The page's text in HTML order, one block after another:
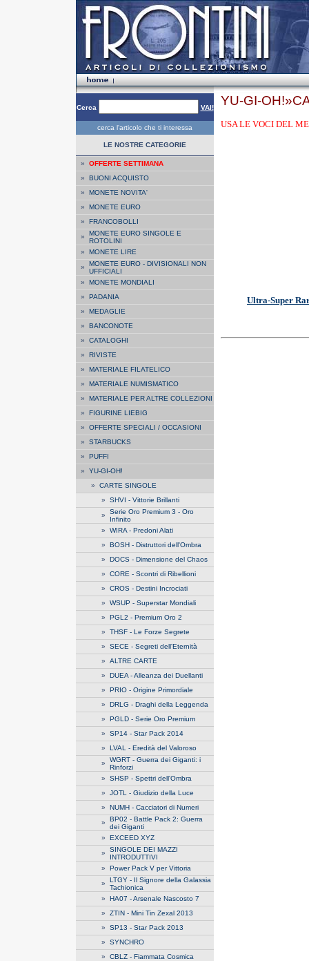
Cerca VAI!
cerca l'articolo che ti interessa
LE NOSTRE CATEGORIE
» OFFERTE SETTIMANA
» BUONI ACQUISTO
» MONETE NOVITA'
» MONETE EURO
» FRANCOBOLLI
» MONETE EURO SINGOLE E
ROTOLINI
» MONETE LIRE
» MONETE EURO - DIVISIONALI NON
UFFICIALI
» MONETE MONDIALI
» PADANIA
» MEDAGLIE
» BANCONOTE
» CATALOGHI
» RIVISTE
» MATERIALE FILATELICO
» MATERIALE NUMISMATICO
» MATERIALE PER ALTRE COLLEZIONI
» FIGURINE LIEBIG
» OFFERTE SPECIALI / OCCASIONI
» STARBUCKS
» PUFFI
» YU-GI-OH!
» CARTE SINGOLE
» SHVI - Vittorie Brillanti
» Serie Oro Premium 3 - Oro
Infinito
» WIRA - Predoni Alati
» BOSH - Distruttori dell'Ombra
» DOCS - Dimensione del Chaos
» CORE - Scontri di Ribellioni
» CROS - Destini Incrociati
» WSUP - Superstar Mondiali
» PGL2 - Premium Oro 2
» THSF - Le Forze Segrete
» SECE - Segreti dell'Eternità
» ALTRE CARTE
» DUEA - Alleanza dei Duellanti
» PRIO - Origine Primordiale
» DRLG - Draghi della Leggenda
» PGLD - Serie Oro Premium
» SP14 - Star Pack 2014
» LVAL - Eredità del Valoroso
» WGRT - Guerra dei Giganti: i
Rinforzi
» SHSP - Spettri dell'Ombra
» JOTL - Giudizio della Luce
» NUMH - Cacciatori di Numeri
» BP02 - Battle Pack 2: Guerra
dei Giganti
» EXCEED XYZ
» SINGOLE DEI MAZZI
INTRODUTTIVI
» Power Pack V per Vittoria
» LTGY - Il Signore della Galassia
Tachionica
» HA07 - Arsenale Nascosto 7
» ZTIN - Mini Tin Zexal 2013
» SP13 - Star Pack 2013
» SYNCHRO
» CBLZ - Fiammata Cosmica
YU-GI-
USA LE VOCI DEL
Ultra-Super